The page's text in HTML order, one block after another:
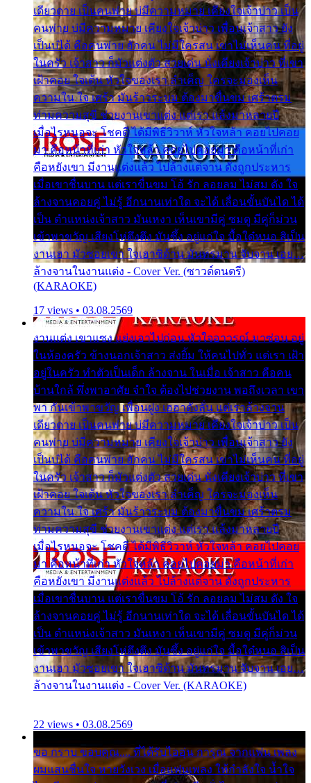
เดียวดาย เป็นคนพ่าย บ่มีความหมาย เคียงใจเจ้าบ่าว เป็น
คนพ่าย บ่มีความหมาย เคียงใจเจ้าบ่าว เพื่อนเจ้าสาว ยัง
เป็นบ่ได้ คือคนพ่าย ฮักคน ไม่มีใครสน เขาไม่เห็นคน ที่อยู่
ในครัว เจ้าสาว ก็มัวแต่งตัว สวยเด่น นั่งเคียงเจ้าบ่าว ที่เขา
เฝ้าคอย ใจเต้น หัวใจของเรา ลำเค็ญ ใครจะมองเห็น
ความใน ใจ เศร้า มันร้าวระบม ต้องมาขื่นขม เศร้าตรม
ท่ามความสุขี ช่วยงานเขาแต่ง แต่เรา แล้งมาหลายปี
เมื่อไรหนอจะ โชคดี ได้มีพิธีวิวาห์ หัวใจหล้า คอยไปคอย
มา คือหน้าที่เก่า หัวใจหล้า คอยไปคอยมา คือหน้าที่เก่า
คือหยังเขา มีงานแต่งแล้ว ไปล้างแต่จาน ดั่งถูกประหาร
เมื่อเขาชื่นบาน แต่เราขื่นขม โอ้ รัก ลอยลม ไม่สม ดัง ใจ
ล้างจานคอยคู่ ไม่รู้ อีกนานเท่าใด จะได้ เลื่อนขั้นบันได ได้
เป็น ตำแหน่งเจ้าสาว มันเหงา เห็นเขามีคู่ ซมดู มีคู่ก็ม่วน
เข้าพาขวัญ เสียงโห่ตึงตึง มันซึ้ง อยู่แก่ใจ มื้อใด๋หนอ สิเป็น
งานเฮา มัวซอยเขา ใจเฮาซิด้าน มันทรมาน จับจาน เอย…
ล้างจานในงานแต่ง - Cover Ver. (ซาวด์ดนตรี)
(KARAOKE)
17 views • 03.08.2569
งานแต่ง เขาแซง แย่งเอาไปก่อน หัวใจอาวรณ์ มาซ่อน อยู่
ในห้องครัว ข้างนอกเจ้าสาว ส่งยิ้ม ให้คนไปทั่ว แต่เรา เฝ้า
อยู่ในครัว ทำตัวเป็นเด็ก ล้างจาน ในเมื่อ เจ้าสาว คือคน
บ้านใกล้ พึ่งพาอาศัย จำใจ ต้องไปช่วยงาน พอถึงเวลา เขา
พา กันเข้าพาขวัญ เพื่อนฝูง เฮฮาดังลั่น แต่เราล้างจาน
เดียวดาย เป็นคนพ่าย บ่มีความหมาย เคียงใจเจ้าบ่าว เป็น
คนพ่าย บ่มีความหมาย เคียงใจเจ้าบ่าว เพื่อนเจ้าสาว ยัง
เป็นบ่ได้ คือคนพ่าย ฮักคน ไม่มีใครสน เขาไม่เห็นคน ที่อยู่
ในครัว เจ้าสาว ก็มัวแต่งตัว สวยเด่น นั่งเคียงเจ้าบ่าว ที่เขา
เฝ้าคอย ใจเต้น หัวใจของเรา ลำเค็ญ ใครจะมองเห็น
ความใน ใจ เศร้า มันร้าวระบม ต้องมาขื่นขม เศร้าตรม
ท่ามความสุขี ช่วยงานเขาแต่ง แต่เรา แล้งมาหลายปี
เมื่อไรหนอจะ โชคดี ได้มีพิธีวิวาห์ หัวใจหล้า คอยไปคอย
มา คือหน้าที่เก่า หัวใจหล้า คอยไปคอยมา คือหน้าที่เก่า
คือหยังเขา มีงานแต่งแล้ว ไปล้างแต่จาน ดั่งถูกประหาร
เมื่อเขาชื่นบาน แต่เราขื่นขม โอ้ รัก ลอยลม ไม่สม ดัง ใจ
ล้างจานคอยคู่ ไม่รู้ อีกนานเท่าใด จะได้ เลื่อนขั้นบันได ได้
เป็น ตำแหน่งเจ้าสาว มันเหงา เห็นเขามีคู่ ซมดู มีคู่ก็ม่วน
เข้าพาขวัญ เสียงโห่ตึงตึง มันซึ้ง อยู่แก่ใจ มื้อใด๋หนอ สิเป็น
งานเฮา มัวซอยเขา ใจเฮาซิด้าน มันทรมาน จับจาน เอย…
ล้างจานในงานแต่ง - Cover Ver. (KARAOKE)
22 views • 03.08.2569
ขอ กราบ ขอบคุณ.... ที่ได้รับไออุ่น การุณ จากแฟน เพลง
ผมแสนชื่นใจ หายวังเวง เมื่อแฟนเพลง ให้กำลังใจ น้ำใจ